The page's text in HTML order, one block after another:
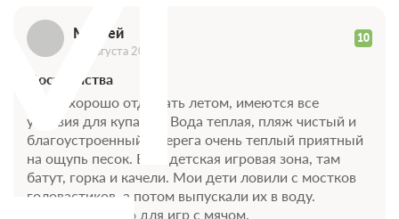
Матвей 10
26 августа 2021
Достоинства
Здесь хорошо отдыхать летом, имеются все
условия для купания. Вода теплая, пляж чистый и
благоустроенный у берега очень теплый приятный
на ощупь песок. Есть детская игровая зона, там
батут, горка и качели. Мои дети ловили с мостков
головастиков, а потом выпускали их в воду.
Выделено место для игр с мячом.